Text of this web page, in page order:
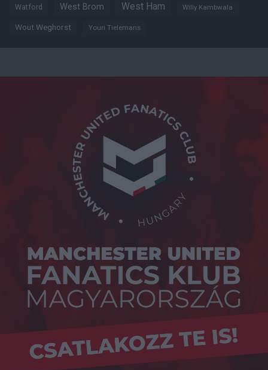
Watford West Brom West Ham Willy Kambwala
Wout Weghorst Youri Tielemans